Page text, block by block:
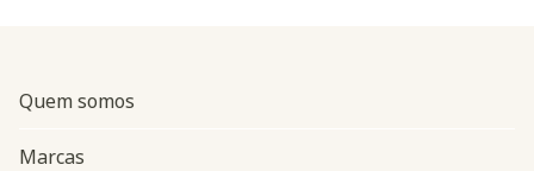
Quem somos
Marcas